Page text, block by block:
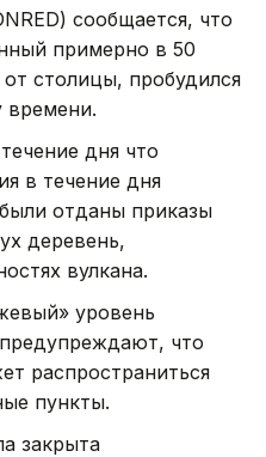
сообщается, что
примерно в 50
столицы, пробудился
времени.
дня что
в течение дня
отданы приказы
деревень,
вулкана.
уровень
что
распространиться
пункты.
закрыта